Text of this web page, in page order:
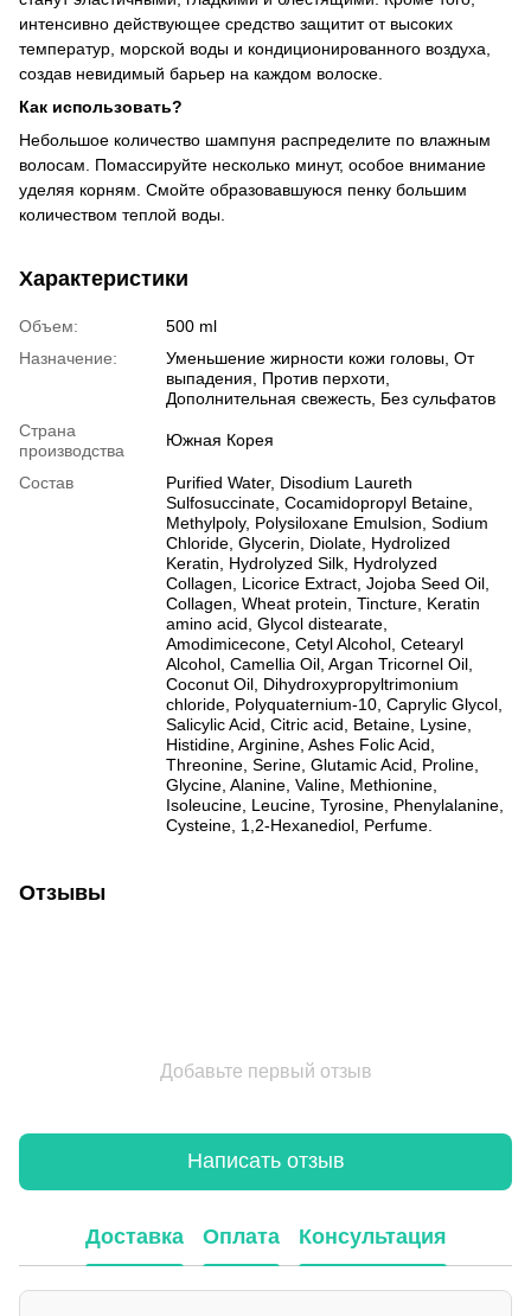
интенсивно действующее средство защитит от высоких
температур, морской воды и кондиционированного воздуха,
создав невидимый барьер на каждом волоске.
Как использовать?
Небольшое количество шампуня распределите по влажным
волосам. Помассируйте несколько минут, особое внимание
уделяя корням. Смойте образовавшуюся пенку большим
количеством теплой воды.
Характеристики
Объем:
500 ml
Назначение:
Уменьшение жирности кожи головы, От
выпадения, Против перхоти,
Дополнительная свежесть, Без сульфатов
Страна
производства
Южная Корея
Состав
Purified Water, Disodium Laureth
Sulfosuccinate, Cocamidopropyl Betaine,
Methylpoly, Polysiloxane Emulsion, Sodium
Chloride, Glycerin, Diolate, Hydrolized
Keratin, Hydrolyzed Silk, Hydrolyzed
Collagen, Licorice Extract, Jojoba Seed Oil,
Collagen, Wheat protein, Tincture, Keratin
amino acid, Glycol distearate,
Amodimicecone, Cetyl Alcohol, Cetearyl
Alcohol, Camellia Oil, Argan Tricornel Oil,
Coconut Oil, Dihydroxypropyltrimonium
chloride, Polyquaternium-10, Caprylic Glycol,
Salicylic Acid, Citric acid, Betaine, Lysine,
Histidine, Arginine, Ashes Folic Acid,
Threonine, Serine, Glutamic Acid, Proline,
Glycine, Alanine, Valine, Methionine,
Isoleucine, Leucine, Tyrosine, Phenylalanine,
Cysteine, 1,2-Hexanediol, Perfume.
Отзывы
Добавьте первый отзыв
Написать отзыв
Доставка Оплата Консультация